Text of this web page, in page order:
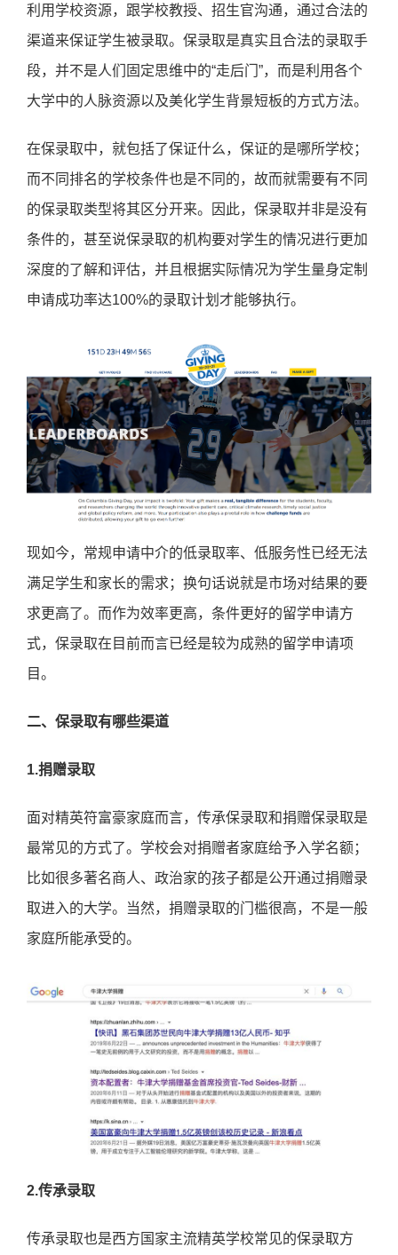
利用学校资源，跟学校教授、招生官沟通，通过合法的
渠道来保证学生被录取。保录取是真实且合法的录取手
段，并不是人们固定思维中的“走后门”，而是利用各个
大学中的人脉资源以及美化学生背景短板的方式方法。
在保录取中，就包括了保证什么，保证的是哪所学校；
而不同排名的学校条件也是不同的，故而就需要有不同
的保录取类型将其区分开来。因此，保录取并非是没有
条件的，甚至说保录取的机构要对学生的情况进行更加
深度的了解和评估，并且根据实际情况为学生量身定制
申请成功率达100%的录取计划才能够执行。
现如今，常规申请中介的低录取率、低服务性已经无法
满足学生和家长的需求；换句话说就是市场对结果的要
求更高了。而作为效率更高，条件更好的留学申请方
式，保录取在目前而言已经是较为成熟的留学申请项
目。
二、保录取有哪些渠道
1.捐赠录取
面对精英符富豪家庭而言，传承保录取和捐赠保录取是
最常见的方式了。学校会对捐赠者家庭给予入学名额；
比如很多著名商人、政治家的孩子都是公开通过捐赠录
取进入的大学。当然，捐赠录取的门槛很高，不是一般
家庭所能承受的。
2.传承录取
传承录取也是西方国家主流精英学校常见的保录取方